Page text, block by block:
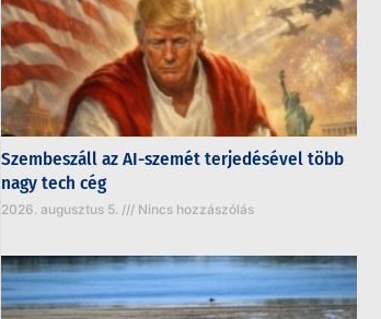
Szembeszáll az AI-szemét terjedésével több
nagy tech cég
2026. augusztus 5. Nincs hozzászólás